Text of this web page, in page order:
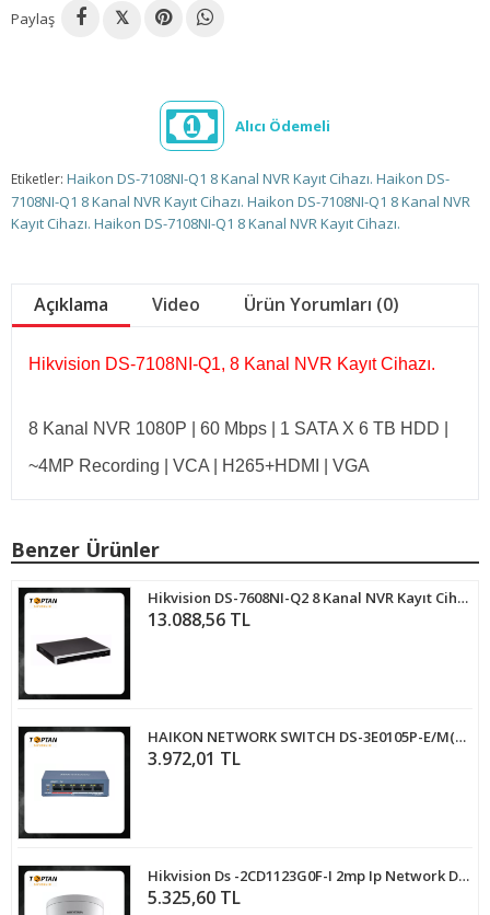
Paylaş 𝕏
Alıcı Ödemeli
Etiketler: Haikon DS-7108NI-Q1 8 Kanal NVR Kayıt Cihazı. Haikon DS-
7108NI-Q1 8 Kanal NVR Kayıt Cihazı. Haikon DS-7108NI-Q1 8 Kanal NVR
Kayıt Cihazı. Haikon DS-7108NI-Q1 8 Kanal NVR Kayıt Cihazı.
Açıklama Video Ürün Yorumları (0)
Hikvision DS-7108NI-Q1, 8 Kanal NVR Kayıt Cihazı.
8 Kanal NVR 1080P | 60 Mbps | 1 SATA X 6 TB HDD |
~4MP Recording | VCA | H265+HDMI | VGA
Benzer Ürünler
Hikvision DS-7608NI-Q2 8 Kanal NVR Kayıt Cihazı
13.088,56 TL
HAIKON NETWORK SWITCH DS-3E0105P-E/M(B) 4 x 10/100
3.972,01 TL
Hikvision Ds -2CD1123G0F-I 2mp Ip Network Dome Kamera
5.325,60 TL